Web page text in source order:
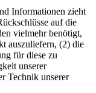
Informationen zieht
auf die
vielmehr benötigt,
auszuliefern, (2) die
für diese zu
unserer
Technik unserer